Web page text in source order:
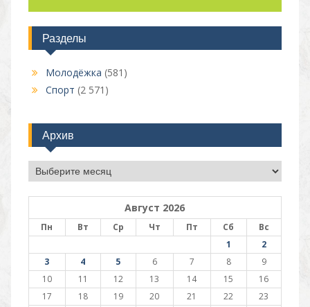
Разделы
Молодёжка (581)
Спорт (2 571)
Архив
Архив
Август 2026
Пн Вт Ср Чт Пт Сб
Вс
1
2
3
4 5 6 7 8
9
10
11 12 13 14 15
16
17
18 19 20 21 22
23